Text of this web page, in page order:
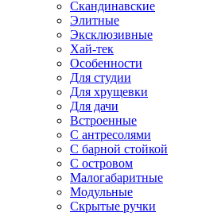
Скандинавские
Элитные
Эксклюзивные
Хай-тек
Особенности
Для студии
Для хрущевки
Для дачи
Встроенные
С антресолями
С барной стойкой
С островом
Малогабаритные
Модульные
Скрытые ручки